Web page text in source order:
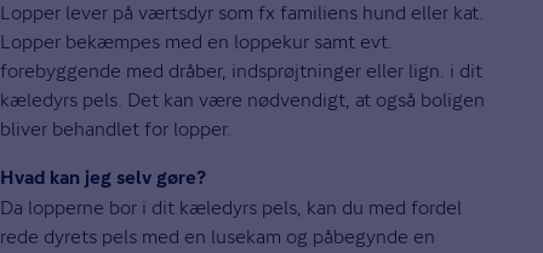
Lopper lever på værtsdyr som fx familiens hund eller kat.
Lopper bekæmpes med en loppekur samt evt.
forebyggende med dråber, indsprøjtninger eller lign. i dit
kæledyrs pels. Det kan være nødvendigt, at også boligen
bliver behandlet for lopper.
Hvad kan jeg selv gøre?
Da lopperne bor i dit kæledyrs pels, kan du med fordel
rede dyrets pels med en lusekam og påbegynde en